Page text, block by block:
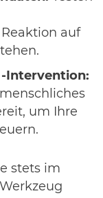
auf
Intervention:
um Ihre
stets im